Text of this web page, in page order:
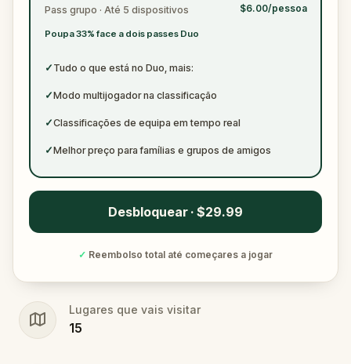
Pass grupo · Até 5 dispositivos
Poupa 33% face a dois passes Duo
$6.00/pessoa
✓ Tudo o que está no Duo, mais:
✓Modo multijogador na classificação
✓Classificações de equipa em tempo real
✓Melhor preço para famílias e grupos de amigos
Desbloquear · $29.99
✓ Reembolso total até começares a jogar
Lugares que vais visitar
15